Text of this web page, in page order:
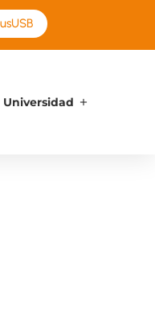
Universidad